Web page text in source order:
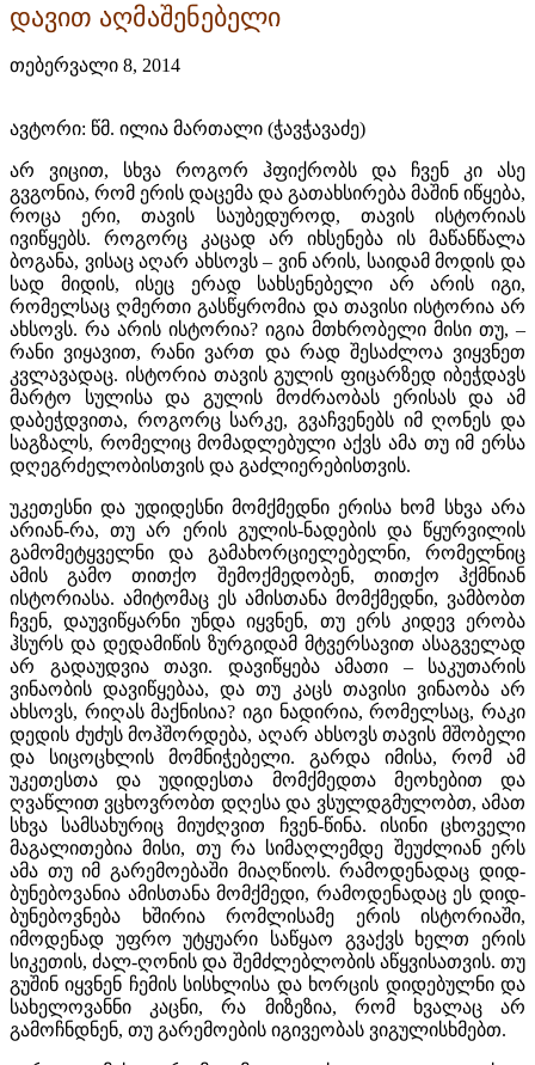
დავით აღმაშენებელი
თებერვალი 8, 2014
ავტორი: წმ. ილია მართალი (ჭავჭავაძე)
არ ვიცით, სხვა როგორ ჰფიქრობს და ჩვენ კი ასე
გვგონია, რომ ერის დაცემა და გათახსირება მაშინ იწყება,
როცა ერი, თავის საუბედუროდ, თავის ისტორიას
ივიწყებს. როგორც კაცად არ იხსენება ის მაწანწალა
ბოგანა, ვისაც აღარ ახსოვს – ვინ არის, საიდამ მოდის და
სად მიდის, ისეც ერად სახსენებელი არ არის იგი,
რომელსაც ღმერთი გასწყრომია და თავისი ისტორია არ
ახსოვს. რა არის ისტორია? იგია მთხრობელი მისი თუ, –
რანი ვიყავით, რანი ვართ და რად შესაძლოა ვიყვნეთ
კვლავადაც. ისტორია თავის გულის ფიცარზედ იბეჭდავს
მარტო სულისა და გულის მოძრაობას ერისას და ამ
დაბეჭდვითა, როგორც სარკე, გვაჩვენებს იმ ღონეს და
საგზალს, რომელიც მომადლებული აქვს ამა თუ იმ ერსა
დღეგრძელობისთვის და გაძლიერებისთვის.
უკეთესნი და უდიდესნი მომქმედნი ერისა ხომ სხვა არა
არიან-რა, თუ არ ერის გულის-ნადების და წყურვილის
გამომეტყველნი და გამახორციელებელნი, რომელნიც
ამის გამო თითქო შემოქმედობენ, თითქო ჰქმნიან
ისტორიასა. ამიტომაც ეს ამისთანა მომქმედნი, ვამბობთ
ჩვენ, დაუვიწყარნი უნდა იყვნენ, თუ ერს კიდევ ერობა
ჰსურს და დედამიწის ზურგიდამ მტვერსავით ასაგველად
არ გადაუდვია თავი. დავიწყება ამათი – საკუთარის
ვინაობის დავიწყებაა, და თუ კაცს თავისი ვინაობა არ
ახსოვს, რიღას მაქნისია? იგი ნადირია, რომელსაც, რაკი
დედის ძუძუს მოჰშორდება, აღარ ახსოვს თავის მშობელი
და სიცოცხლის მომნიჭებელი. გარდა იმისა, რომ ამ
უკეთესთა და უდიდესთა მომქმედთა მეოხებით და
ღვაწლით ვცხოვრობთ დღესა და ვსულდგმულობთ, ამათ
სხვა სამსახურიც მიუძღვით ჩვენ-წინა. ისინი ცხოველი
მაგალითებია მისი, თუ რა სიმაღლემდე შეუძლიან ერს
ამა თუ იმ გარემოებაში მიაღწიოს. რამოდენადაც დიდ-
ბუნებოვანია ამისთანა მომქმედი, რამოდენადაც ეს დიდ-
ბუნებოვნება ხშირია რომლისამე ერის ისტორიაში,
იმოდენად უფრო უტყუარი საწყაო გვაქვს ხელთ ერის
სიკეთის, ძალ-ღონის და შემძლებლობის აწყვისათვის. თუ
გუშინ იყვნენ ჩემის სისხლისა და ხორცის დიდებულნი და
სახელოვანნი კაცნი, რა მიზეზია, რომ ხვალაც არ
გამოჩნდნენ, თუ გარემოების იგივეობას ვიგულისხმებთ.